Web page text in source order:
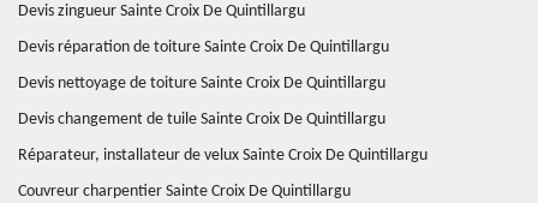
Devis zingueur Sainte Croix De Quintillargu
Devis réparation de toiture Sainte Croix De Quintillargu
Devis nettoyage de toiture Sainte Croix De Quintillargu
Devis changement de tuile Sainte Croix De Quintillargu
Réparateur, installateur de velux Sainte Croix De Quintillargu
Couvreur charpentier Sainte Croix De Quintillargu